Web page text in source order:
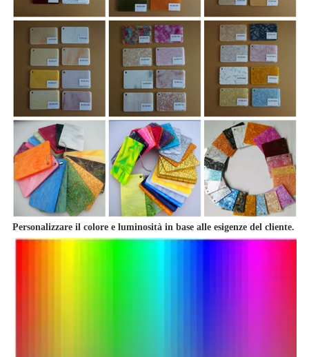
Personalizzare il colore e luminosità in base alle esigenze del cliente.